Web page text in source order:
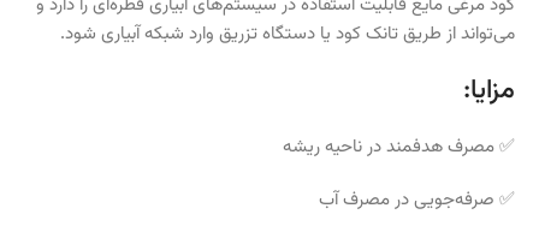
کود مرغی مایع قابلیت استفاده در سیستم‌های آبیاری قطره‌ای را دارد و
می‌تواند از طریق تانک کود یا دستگاه تزریق وارد شبکه آبیاری شود.
مزایا:
✅ مصرف هدفمند در ناحیه ریشه
✅ صرفه‌جویی در مصرف آب